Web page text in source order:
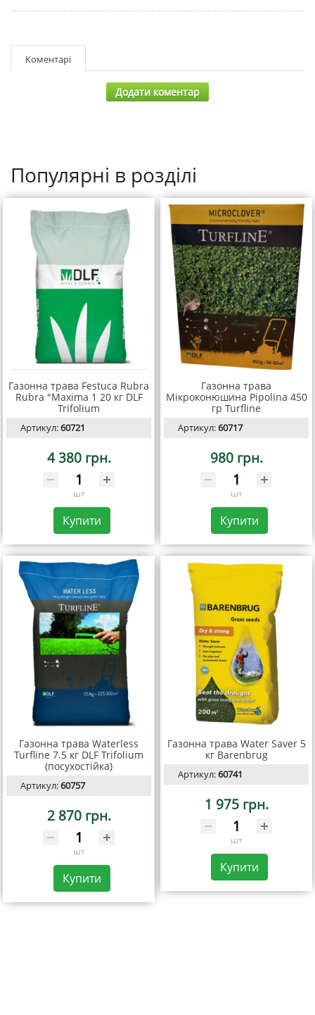
Коментарі
Додати коментар
Популярні в розділі
Газонна трава Festuca Rubra
Rubra "Maxima 1 20 кг DLF
Trifolium
Артикул:60721
4 380 грн.
шт
Купити
Газонна трава
Мікроконюшина Pipolina 450
гр Turfline
Артикул:60717
980 грн.
шт
Купити
Газонна трава Waterless
Turfline 7.5 кг DLF Trifolium
(посухостійка)
Артикул:60757
2 870 грн.
шт
Купити
Газонна трава Water Saver 5
кг Barenbrug
Артикул:60741
1 975 грн.
шт
Купити